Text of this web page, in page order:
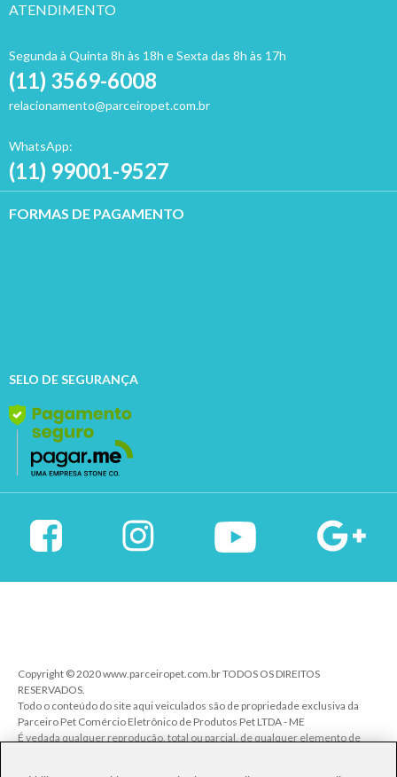
ATENDIMENTO
Segunda à Quinta 8h às 18h e Sexta das 8h às 17h
(11) 3569-6008
relacionamento@parceiropet.com.br
WhatsApp:
(11) 99001-9527
FORMAS DE PAGAMENTO
SELO DE SEGURANÇA
Copyright © 2020 www.parceiropet.com.br TODOS OS DIREITOS
RESERVADOS.
Todo o conteúdo do site aqui veiculados são de propriedade exclusiva da
Parceiro Pet Comércio Eletrônico de Produtos Pet LTDA - ME
É vedada qualquer reprodução, total ou parcial, de qualquer elemento de